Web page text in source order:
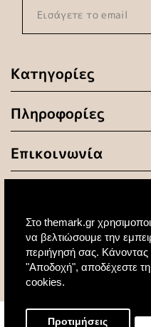
Στο themark.gr
να βελτιώσουμε την
περιήγησή σας. Κάνοντας
"Αποδοχή", αποδέχεστε
cookies.
Προτιμήσεις
Κατηγορίες
Πληροφορίες
Επικοινωνία
© 2020 All Rights